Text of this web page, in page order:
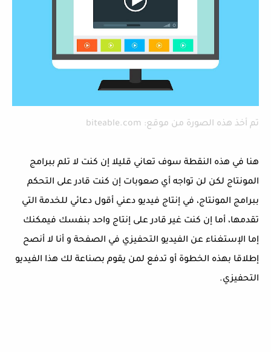
تم أخذ هذه الصورة من موقع: biteable.com
هنا في هذه النقطة سوف تعاني قليلا إن كنت لا تلم ببرامج
المونتاج لكن لن تواجه أي صعوبات إن كنت قادر على التحكم
ببرامج المونتاج، في إنتاج فيديو دعني أقول دعائي للخدمة التي
تقدمها، أما إن كنت غير قادر على إنتاج واحد بنفسك فيمكنك
إما الإستغناء عن الفيديو التحفيزي في الصفحة و أنا لا أنصح
إطلاقا بهذه الخطوة أو تدفع لمن يقوم بصناعة لك هذا الفيديو
التحفيزي.